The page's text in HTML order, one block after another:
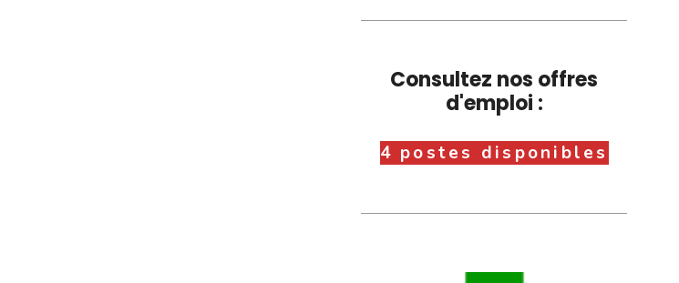
Consultez nos offres
d'emploi :
4 postes disponibles